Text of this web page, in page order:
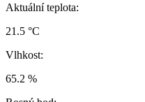
Aktuální teplota:
21.5 °C
Vlhkost:
65.2 %